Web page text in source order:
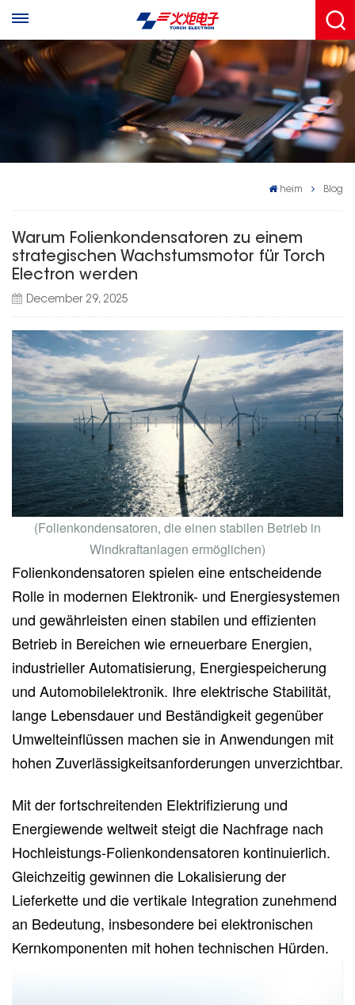
heim Blog
Warum Folienkondensatoren zu einem
strategischen Wachstumsmotor für Torch
Electron werden
December 29, 2025
(Folienkondensatoren, die einen stabilen Betrieb in
Windkraftanlagen ermöglichen)
Folienkondensatoren spielen eine entscheidende
Rolle in modernen Elektronik- und Energiesystemen
und gewährleisten einen stabilen und effizienten
Betrieb in Bereichen wie erneuerbare Energien,
industrieller Automatisierung, Energiespeicherung
und Automobilelektronik. Ihre elektrische Stabilität,
lange Lebensdauer und Beständigkeit gegenüber
Umwelteinflüssen machen sie in Anwendungen mit
hohen Zuverlässigkeitsanforderungen unverzichtbar.
Mit der fortschreitenden Elektrifizierung und
Energiewende weltweit steigt die Nachfrage nach
Hochleistungs-Folienkondensatoren kontinuierlich.
Gleichzeitig gewinnen die Lokalisierung der
Lieferkette und die vertikale Integration zunehmend
an Bedeutung, insbesondere bei elektronischen
Kernkomponenten mit hohen technischen Hürden.